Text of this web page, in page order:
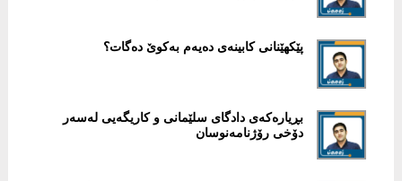
پێكهێنانی کابینەی دەیەم بەکوێ دەگات؟
بڕیارەکەی دادگای سلێمانی و کاریگەیی لەسەر
دۆخی رۆژنامەنوسان